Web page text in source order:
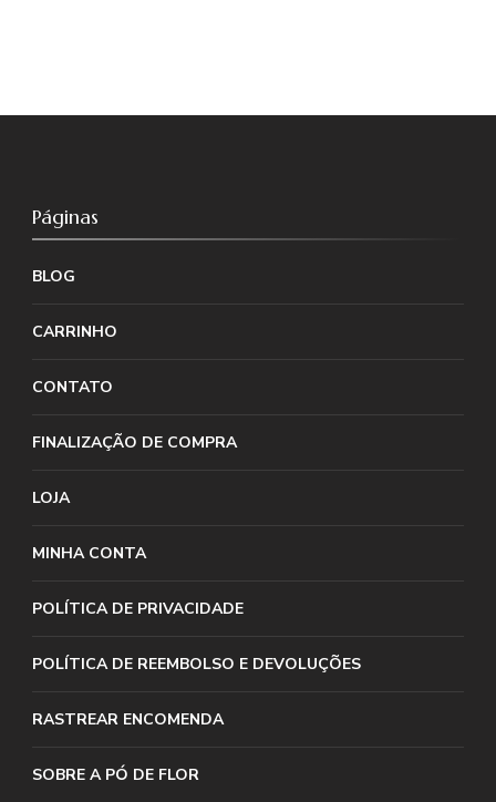
Páginas
BLOG
CARRINHO
CONTATO
FINALIZAÇÃO DE COMPRA
LOJA
MINHA CONTA
POLÍTICA DE PRIVACIDADE
POLÍTICA DE REEMBOLSO E DEVOLUÇÕES
RASTREAR ENCOMENDA
SOBRE A PÓ DE FLOR